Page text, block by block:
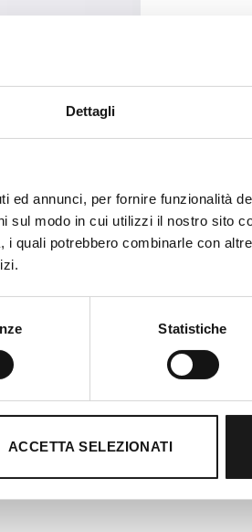
Dettagli
ed annunci, per fornire funzionalità
sul modo in cui utilizzi il nostro sito
quali potrebbero combinarle con
Statistiche
ACCETTA SELEZIONATI